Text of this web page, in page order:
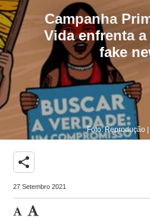
Campanha
Vida enfrenta
fake
Foto: Reprodução
share
27 Setembro 2021